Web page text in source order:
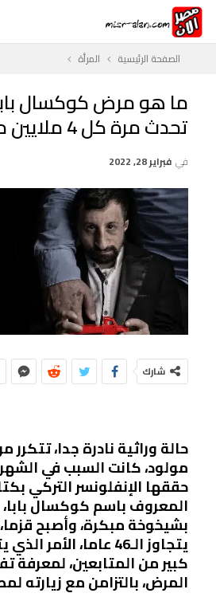
الصفحة الرئيسية المرأة
ما هو مرض كوكسال
تحدث مرة كل 4 ملايين مولود
في فبراير 28, 2022
شارك
مولود، كانت السبب في
حققها الإنفلونسر التركي
المعروف باسم كوكسال بابا،
بشيخوخة مبكرة، وأصبح
يتجاوز الـ46 عاما،
كبير من المتابعين، لمعرفة
المرض، بالتزامن مع زيارته